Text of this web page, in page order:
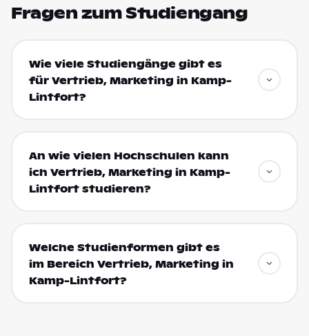
Fragen zum Studiengang
Wie viele Studiengänge gibt es
für Vertrieb, Marketing in Kamp-
Lintfort?
An wie vielen Hochschulen kann
ich Vertrieb, Marketing in Kamp-
Lintfort studieren?
Welche Studienformen gibt es
im Bereich Vertrieb, Marketing in
Kamp-Lintfort?